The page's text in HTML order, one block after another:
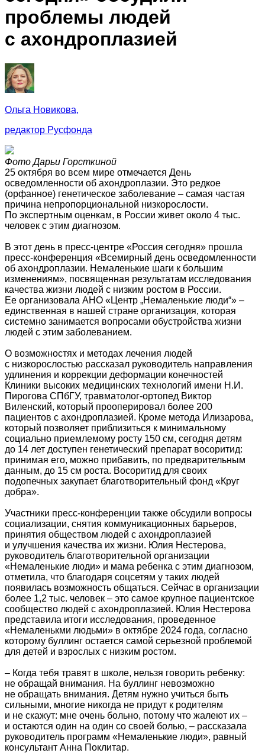
проблемы людей
с ахондроплазией
Ольга Новикова,
редактор Русфонда
Фото Дарьи Горсткиной
25 октября во всем мире отмечается День
осведомленности об ахондроплазии. Это редкое
(орфанное) генетическое заболевание – самая частая
причина непропорциональной низкорослости.
По экспертным оценкам, в России живет около 4 тыс.
человек с этим диагнозом.
В этот день в пресс-центре «Россия сегодня» прошла
пресс-конференция «Всемирный день осведомленности
об ахондроплазии. Немаленькие шаги к большим
изменениям», посвященная результатам исследования
качества жизни людей с низким ростом в России.
Ее организовала АНО «Центр „Немаленькие люди“» –
единственная в нашей стране организация, которая
системно занимается вопросами обустройства жизни
людей с этим заболеванием.
О возможностях и методах лечения людей
с низкорослостью рассказал руководитель направления
удлинения и коррекции деформации конечностей
Клиники высоких медицинских технологий имени Н.И.
Пирогова СПбГУ, травматолог-ортопед Виктор
Виленский, который прооперировал более 200
пациентов с ахондроплазией. Кроме метода Илизарова,
который позволяет приблизиться к минимальному
социально приемлемому росту 150 см, сегодня детям
до 14 лет доступен генетический препарат восоритид:
принимая его, можно прибавить, по предварительным
данным, до 15 см роста. Восоритид для своих
подопечных закупает благотворительный фонд «Круг
добра».
Участники пресс-конференции также обсудили вопросы
социализации, снятия коммуникационных барьеров,
принятия обществом людей с ахондроплазией
и улучшения качества их жизни. Юлия Нестерова,
руководитель благотворительной организации
«Немаленькие люди» и мама ребенка с этим диагнозом,
отметила, что благодаря соцсетям у таких людей
появилась возможность общаться. Сейчас в организации
более 1,2 тыс. человек – это самое крупное пациентское
сообщество людей с ахондроплазией. Юлия Нестерова
представила итоги исследования, проведенное
«Немаленькми людьми» в октябре 2024 года, согласно
которому буллинг остается самой серьезной проблемой
для детей и взрослых с низким ростом.
– Когда тебя травят в школе, нельзя говорить ребенку:
не обращай внимания. На буллинг невозможно
не обращать внимания. Детям нужно учиться быть
сильными, многие никогда не придут к родителям
и не скажут: мне очень больно, потому что жалеют их –
и остаются один на один со своей болью, – рассказала
руководитель программ «Немаленькие люди», равный
консультант Анна Поклитар.